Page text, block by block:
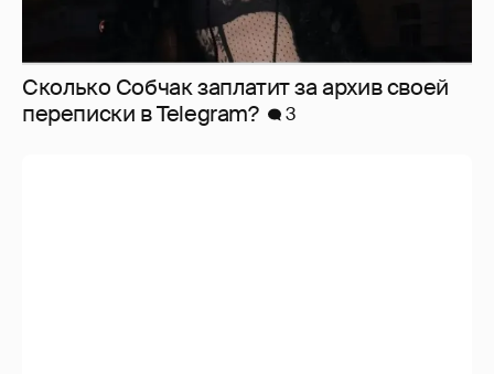
Сколько Собчак заплатит за архив своей
перeписки в Telegram?
3